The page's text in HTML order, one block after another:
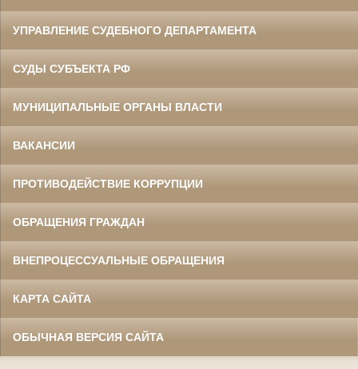
УПРАВЛЕНИЕ СУДЕБНОГО ДЕПАРТАМЕНТА
СУДЫ СУБЪЕКТА РФ
МУНИЦИПАЛЬНЫЕ ОРГАНЫ ВЛАСТИ
ВАКАНСИИ
ПРОТИВОДЕЙСТВИЕ КОРРУПЦИИ
ОБРАЩЕНИЯ ГРАЖДАН
ВНЕПРОЦЕССУАЛЬНЫЕ ОБРАЩЕНИЯ
КАРТА САЙТА
ОБЫЧНАЯ ВЕРСИЯ САЙТА